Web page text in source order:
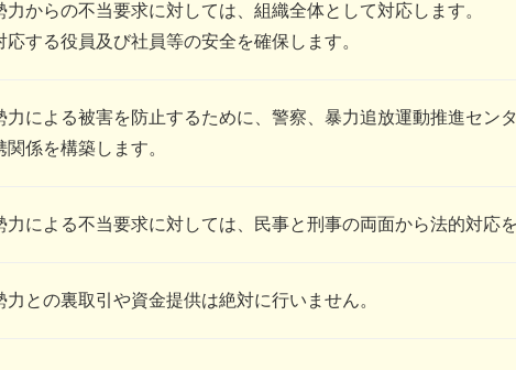
からの不当要求に対しては、組織全体として対応します。
応する役員及び社員等の安全を確保します。
力による被害を防止するために、警察、暴力追放運動推進セン
係を構築します。
力による不当要求に対しては、民事と刑事の両面から法的対応を
との裏取引や資金提供は絶対に行いません。